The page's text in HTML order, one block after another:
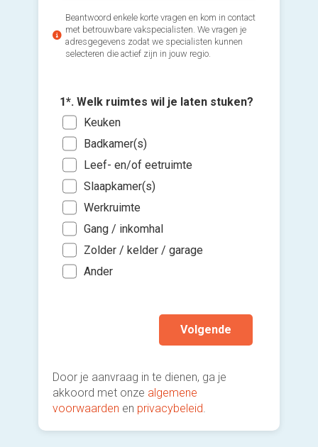
Beantwoord enkele korte vragen en kom in contact
met betrouwbare vakspecialisten. We vragen je
adresgegevens zodat we specialisten kunnen
selecteren die actief zijn in jouw regio.
1*. Welk ruimtes wil je laten stuken?
Keuken
Badkamer(s)
Leef- en/of eetruimte
Slaapkamer(s)
Werkruimte
Gang / inkomhal
Zolder / kelder / garage
Ander
Volgende
Door je aanvraag in te dienen, ga je
akkoord met onze algemene
voorwaarden en privacybeleid.